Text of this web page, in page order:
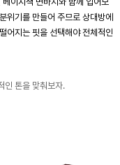
위기를 만들어 주므로 상대방에
어지는 핏을 선택해야 전체적인
인 톤을 맞춰보자.